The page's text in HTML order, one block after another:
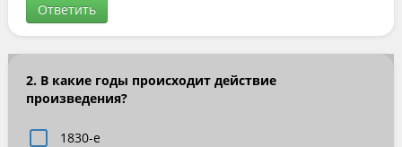
Ответить
2. В какие годы происходит действие
произведения?
1830-е